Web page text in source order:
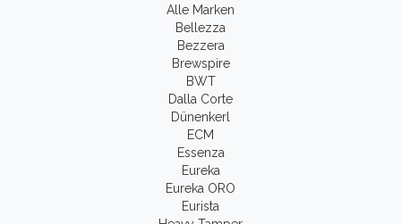
Alle Marken
Bellezza
Bezzera
Brewspire
BWT
Dalla Corte
Dünenkerl
ECM
Essenza
Eureka
Eureka ORO
Eurista